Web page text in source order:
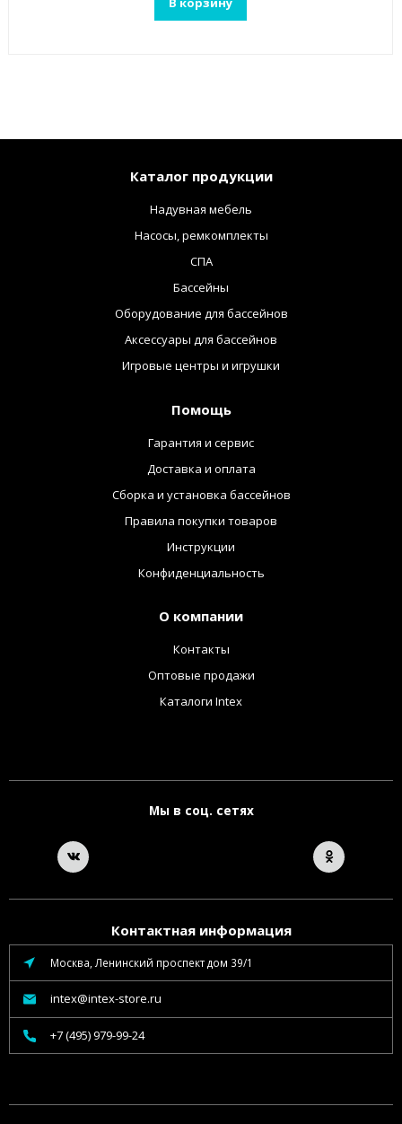
Каталог продукции
Надувная мебель
Насосы, ремкомплекты
СПА
Бассейны
Оборудование для бассейнов
Аксессуары для бассейнов
Игровые центры и игрушки
Помощь
Гарантия и сервис
Доставка и оплата
Сборка и установка бассейнов
Правила покупки товаров
Инструкции
Конфиденциальность
О компании
Контакты
Оптовые продажи
Каталоги Intex
Мы в соц. сетях
Контактная информация
Москва, Ленинский проспект дом 39/1
intex@intex-store.ru
+7 (495) 979-99-24